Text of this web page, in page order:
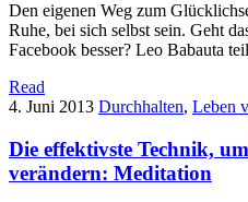
Den eigenen Weg zum
Ruhe, bei sich selbst sein. Geht
Facebook besser? Leo Babauta
Read
4. Juni 2013 Durchhalten, Leben
Die effektivste Technik,
verändern: Meditation